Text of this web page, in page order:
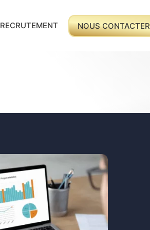
RECRUTEMENT NOUS CONTACTER